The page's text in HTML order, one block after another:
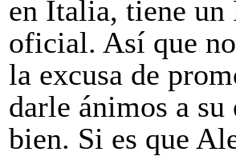
en Italia, tiene un
oficial. Así que
la excusa de
darle ánimos a
bien. Si es que